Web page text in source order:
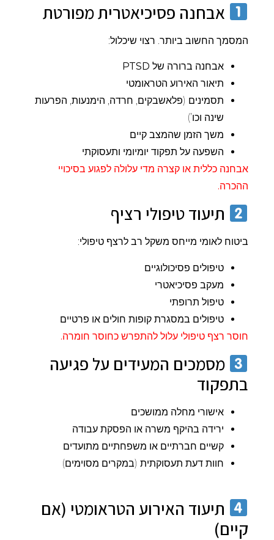
אבחנה פסיכיאטרית מפורטת
המסמך החשוב ביותר. רצוי שיכלול:
אבחנה ברורה של PTSD
תיאור האירוע הטראומטי
תסמינים (פלאשבקים, חרדה, הימנעות, הפרעות
שינה וכו’)
משך הזמן שהמצב קיים
השפעה על תפקוד יומיומי ותעסוקתי
אבחנה כללית או קצרה מדי עלולה לפגוע בסיכויי
ההכרה.
תיעוד טיפולי רציף
ביטוח לאומי מייחס משקל רב לרצף טיפולי:
טיפולים פסיכולוגיים
מעקב פסיכיאטרי
טיפול תרופתי
טיפולים במסגרת קופות חולים או פרטיים
חוסר רצף טיפולי עלול להתפרש כחוסר חומרה.
מסמכים המעידים על פגיעה
בתפקוד
אישורי מחלה ממושכים
ירידה בהיקף משרה או הפסקת עבודה
קשיים חברתיים או משפחתיים מתועדים
חוות דעת תעסוקתית (במקרים מסוימים)
תיעוד האירוע הטראומטי (אם
קיים)